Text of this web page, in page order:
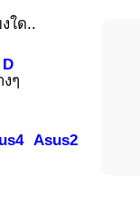
ใด..
D
งๆ
Asus2